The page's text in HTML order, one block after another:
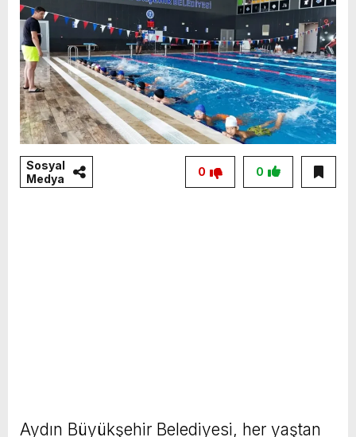
Sosyal
Medya
0
0
Aydın Büyükşehir Belediyesi, her yaştan